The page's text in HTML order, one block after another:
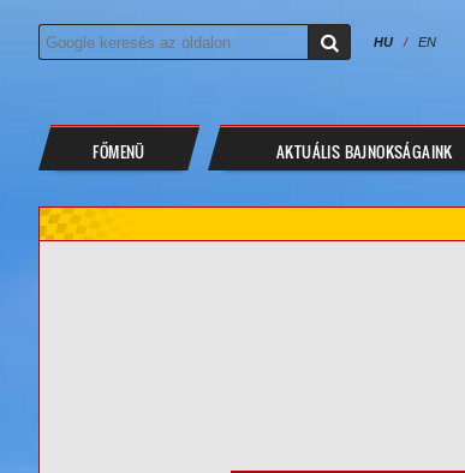
HU / EN
FŐMENÜ AKTUÁLIS BAJNOKSÁGAINK